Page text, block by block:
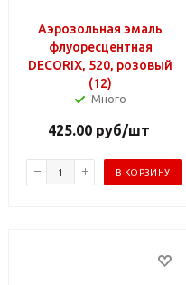
Аэрозольная эмаль
флуоресцентная
DECORIX, 520, розовый
(12)
Много
425.00руб/шт
В КОРЗИНУ